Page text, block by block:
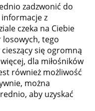
zadzwonić do
informacje z
czeka na Ciebie
tego
się ogromną
dla miłośników
również możliwość
można
aby uzyskać